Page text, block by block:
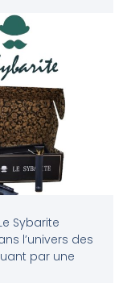
Sybarite
l’univers des
par une